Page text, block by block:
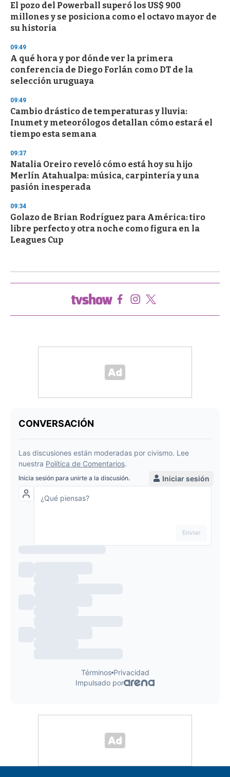
El pozo del Powerball superó los US$ 900
millones y se posiciona como el octavo mayor de
su historia
09:49
A qué hora y por dónde ver la primera
conferencia de Diego Forlán como DT de la
selección uruguaya
09:49
Cambio drástico de temperaturas y lluvia:
Inumet y meteorólogos detallan cómo estará el
tiempo esta semana
09:37
Natalia Oreiro reveló cómo está hoy su hijo
Merlín Atahualpa: música, carpintería y una
pasión inesperada
09:34
Golazo de Brian Rodríguez para América: tiro
libre perfecto y otra noche como figura en la
Leagues Cup